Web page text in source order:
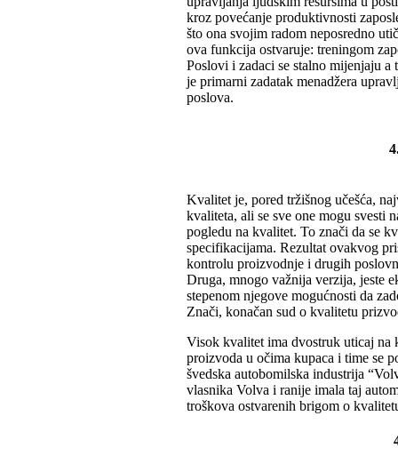
kroz povećanje produktivnosti
što ona svojim radom neposredno
ova funkcija ostvaruje: treningom
Poslovi i zadaci se stalno mijenjaju
je primarni zadatak menadžera
poslova.
Kvalitet je, pored tržišnog učešća,
kvaliteta, ali se sve one mogu svesti
pogledu na kvalitet. To znači da se
specifikacijama. Rezultat ovakvog
kontrolu proizvodnje i drugih
Druga, mnogo važnija verzija, jeste
stepenom njegove mogućnosti da
Znači, konačan sud o kvalitetu
Visok kvalitet ima dvostruk uticaj na
proizvoda u očima kupaca i time se
švedska autobomilska industrija
vlasnika Volva i ranije imala taj
troškova ostvarenih brigom o